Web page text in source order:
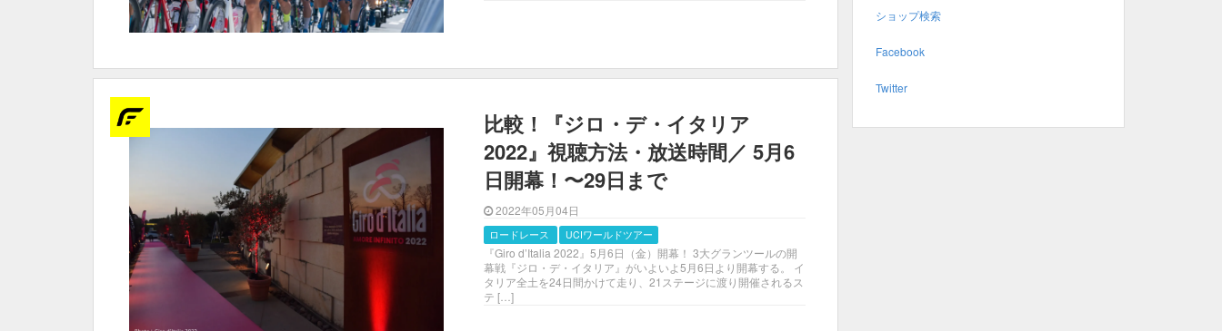
比較！『ジロ・デ・イタリア
2022』視聴方法・放送時間／ 5月6
日開幕！〜29日まで
2022年05月04日
ロードレース UCIワールドツアー
『Giro d’Italia 2022』5月6日（金）開幕！ 3大グランツールの開
幕戦『ジロ・デ・イタリア』がいよいよ5月6日より開幕する。 イ
タリア全土を24日間かけて走り、21ステージに渡り開催されるス
テ […]
ショップ検索
Facebook
Twitter